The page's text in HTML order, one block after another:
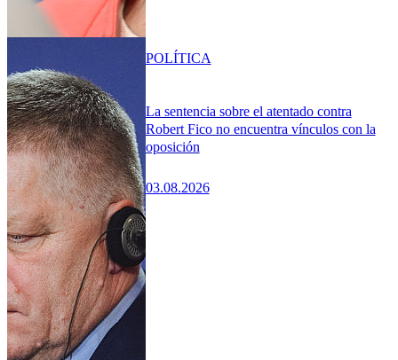
La sentencia sobre el atentado contra
Robert Fico no encuentra vínculos con la
oposición
03.08.2026
POLÍTICA